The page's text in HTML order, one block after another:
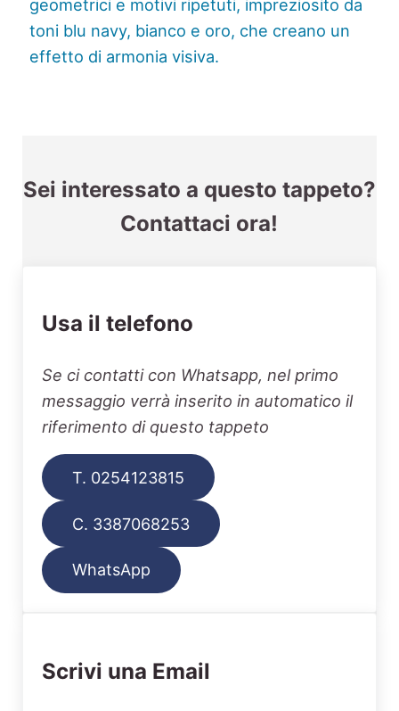
Sei interessato a questo tappeto?
Contattaci ora!
Usa il telefono
Se ci contatti con Whatsapp, nel primo
messaggio verrà inserito in automatico il
riferimento di questo tappeto
T. 0254123815
C. 3387068253
WhatsApp
Scrivi una Email